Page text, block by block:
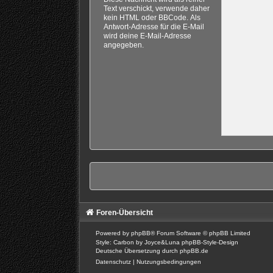
Text verschickt, verwende daher
kein HTML oder BBCode. Als
Antwort-Adresse für die E-Mail
wird deine E-Mail-Adresse
angegeben.
Foren-Übersicht
Powered by phpBB® Forum Software © phpBB Limited
Style: Carbon by Joyce&Luna phpBB-Style-Design
Deutsche Übersetzung durch phpBB.de
Datenschutz | Nutzungsbedingungen